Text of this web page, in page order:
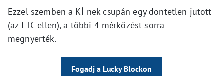
Ezzel szemben a KÍ-nek csupán egy döntetlen jutott
(az FTC ellen), a többi 4 mérkőzést sorra
megnyerték.
Fogadj a Lucky Blockon